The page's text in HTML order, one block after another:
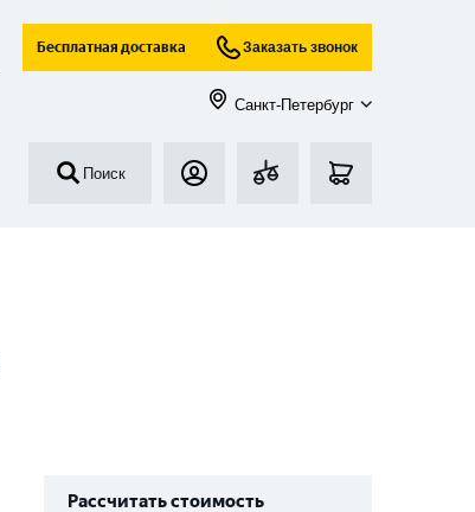
Бесплатная доставка Заказать звонок
Санкт-Петербург
Поиск
Рассчитать стоимость